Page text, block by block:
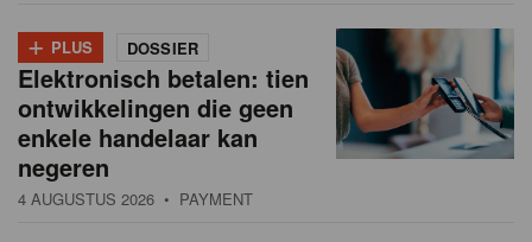
+ PLUS DOSSIER
Elektronisch betalen: tien
ontwikkelingen die geen
enkele handelaar kan
negeren
4 AUGUSTUS 2026 • PAYMENT